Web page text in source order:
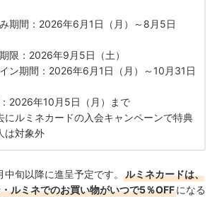
期間：2026年6月1日（月）～8月5日
限：2026年9月5日（土）
ン期間：2026年6月1日（月）～10月31日
2026年10月5日（月）まで
にルミネカードの入会キャンペーンで特典
は対象外
旬以降に進呈予定です。
ルミネカードは、
ルミネでのお買い物がいつで5％OFFになる